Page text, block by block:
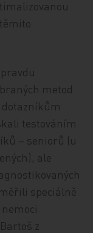
metod
dotazníkům
testováním
– seniorů (u
ale
speciálně
z